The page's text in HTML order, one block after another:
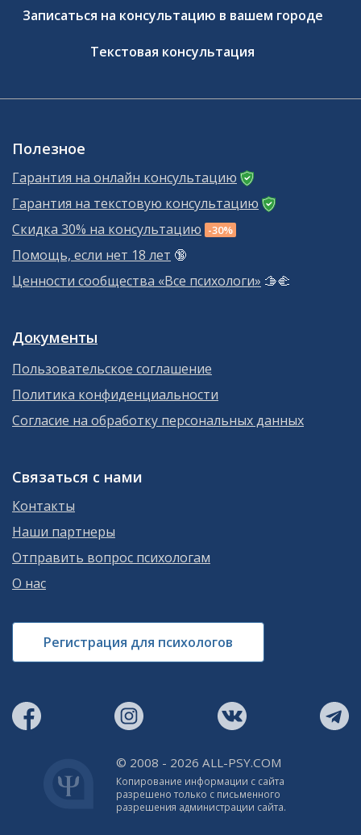
Записаться на консультацию в вашем городе
Текстовая консультация
Полезное
Гарантия на онлайн консультацию
Гарантия на текстовую консультацию
Скидка 30% на консультацию -30%
Помощь, если нет 18 лет 🔞
Ценности сообщества «Все психологи» 🫱‍🫲
Документы
Пользовательское соглашение
Политика конфиденциальности
Согласие на обработку персональных данных
Связаться с нами
Контакты
Наши партнеры
Отправить вопрос психологам
О нас
Регистрация для психологов
© 2008 - 2026 ALL-PSY.COM
Копирование информации с сайта
разрешено только с письменного
разрешения администрации сайта.